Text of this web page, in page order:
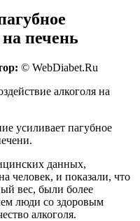
печень
© WebDiabet.Ru
усиливает пагубное
данных,
человек, и показали, что
вес, были более
люди со здоровым
алкоголя.